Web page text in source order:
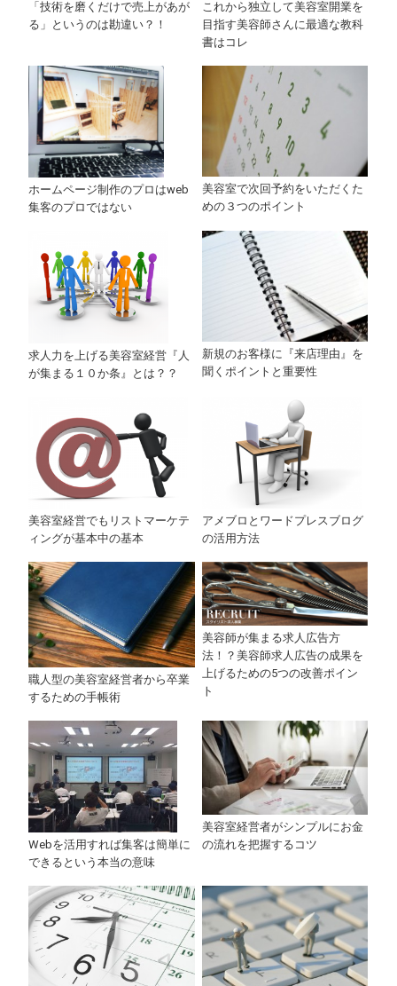
「技術を磨くだけで売上があが
る」というのは勘違い？！
これから独立して美容室開業を
目指す美容師さんに最適な教科
書はコレ
ホームページ制作のプロはweb
集客のプロではない
美容室で次回予約をいただくた
めの３つのポイント
求人力を上げる美容室経営『人
が集まる１０か条』とは？？
新規のお客様に『来店理由』を
聞くポイントと重要性
美容室経営でもリストマーケテ
ィングが基本中の基本
アメブロとワードプレスブログ
の活用方法
職人型の美容室経営者から卒業
するための手帳術
美容師が集まる求人広告方
法！？美容師求人広告の成果を
上げるための5つの改善ポイン
ト
Webを活用すれば集客は簡単に
できるという本当の意味
美容室経営者がシンプルにお金
の流れを把握するコツ